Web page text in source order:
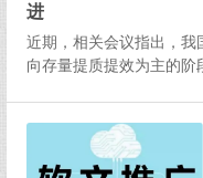
进
近期，相关会议指出，
向存量提质提效为主的
城市更新的主...